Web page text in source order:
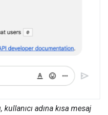
adına kısa mesaj